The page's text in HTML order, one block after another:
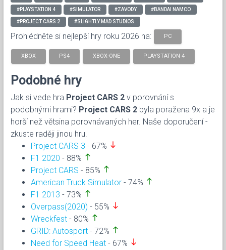
#PLAYSTATION 4 #SIMULATOR #ZAVODY #BANDAI NAMCO
#PROJECT CARS 2 #SLIGHTLY MAD STUDIOS
Prohlédněte si nejlepší hry roku 2026 na: PC
XBOX PS4 XBOX-ONE PLAYSTATION 4
Podobné hry
Jak si vede hra Project CARS 2 v porovnání s
podobnými hrami? Project CARS 2 byla poražena 9x a je
horší než větsina porovnávaných her. Naše doporučení -
zkuste raději jinou hru.
Project CARS 3 - 67% south
F1 2020 - 88% north
Project CARS - 85% north
American Truck Simulator - 74% north
F1 2013 - 73% north
Overpass(2020) - 55% south
Wreckfest - 80% north
GRID: Autosport - 72% north
Need for Speed Heat - 67% south